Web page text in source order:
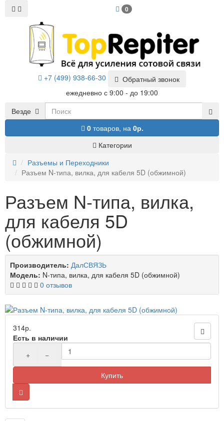
0
+7 (499) 938-66-30
Обратный звонок
ежедневно с 9:00 - до 19:00
Везде
0товаров, на 0р.
Категории
Разъемы и Переходники
Разъем N-типа, вилка, для кабеля 5D (обжимной)
Разъем N-типа, вилка,
для кабеля 5D
(обжимной)
Производитель: ДалСВЯЗЬ
Модель: N-типа, вилка, для кабеля 5D (обжимной)
0 отзывов
314р.
Есть в наличии
+
−
Купить